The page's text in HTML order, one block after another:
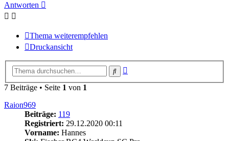
Antworten
Thema weiterempfehlen
Druckansicht
Suche
7 Beiträge • Seite 1 von 1
Raion969
Beiträge: 119
Registriert: 29.12.2020 00:11
Vorname: Hannes